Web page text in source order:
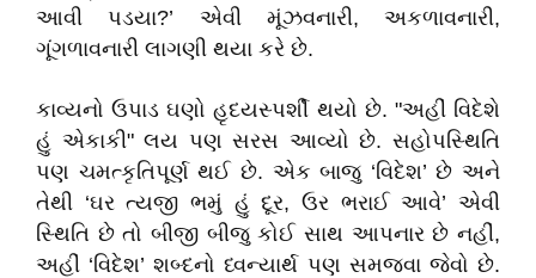
આવી પડયા?’ એવી મૂંઝવનારી, અકળાવનારી,
ગૂંગળાવનારી લાગણી થયા કરે છે.
કાવ્યનો ઉપાડ ઘણો હૃદયસ્પર્શી થયો છે. "અહીં વિદેશે
હું એકાકી" લય પણ સરસ આવ્યો છે. સહોપસ્થિતિ
પણ ચમત્કૃતિપૂર્ણ થઈ છે. એક બાજુ ‘વિદેશ’ છે અને
તેથી ‘ઘર ત્યજી ભમું હું દૂર, ઉર ભરાઈ આવે’ એવી
સ્થિતિ છે તો બીજી બીજુ કોઈ સાથ આપનાર છે નહીં,
અહીં ‘વિદેશ’ શબ્દનો ધ્વન્યાર્થ પણ સમજવા જેવો છે.